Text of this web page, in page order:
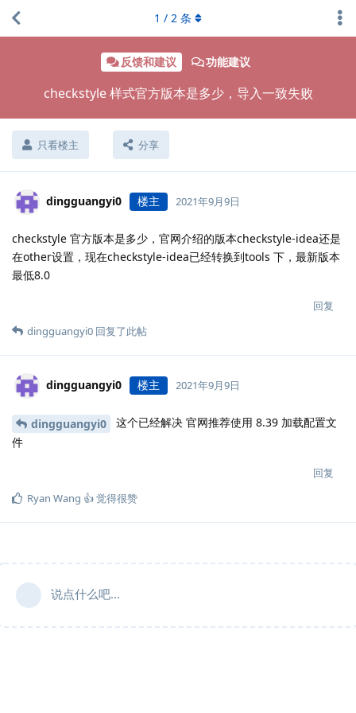
反馈和建议 功能建议
checkstyle 样式官方版本是多少，导入一致失败
只看楼主 分享
1 / 2 条
dingguangyi0 楼主 2021年9月9日
checkstyle 官方版本是多少，官网介绍的版本checkstyle-idea还是
在other设置，现在checkstyle-idea已经转换到tools 下，最新版本
最低8.0
回复
dingguangyi0 回复了此帖
dingguangyi0 楼主 2021年9月9日
dingguangyi0
这个已经解决 官网推荐使用 8.39 加载配置文
件
回复
Ryan Wang 👍觉得很赞
说点什么吧...